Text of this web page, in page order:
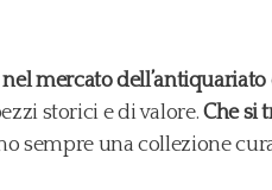
mercato dell’antiquariato
storici e di valore.Che si
sempre una collezione